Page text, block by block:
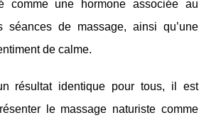
comme une hormone associée au
séances de massage, ainsi qu’une
de calme.
résultat identique pour tous, il est
le massage naturiste comme